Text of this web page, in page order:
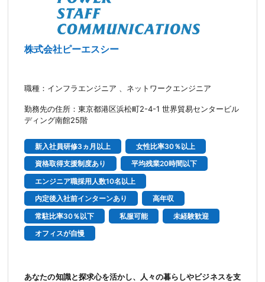
株式会社ピーエスシー
職種：インフラエンジニア 、ネットワークエンジニア
勤務先の住所：東京都港区浜松町2-4-1 世界貿易センタービル
ディング南館25階
新入社員研修3ヵ月以上
女性比率30％以上
資格取得支援制度あり
平均残業20時間以下
エンジニア職採用人数10名以上
内定後入社前インターンあり
高年収
常駐比率30％以下
私服可能
未経験歓迎
オフィスが自慢
あなたの知識と探求心を活かし、人々の暮らしやビジネスを支